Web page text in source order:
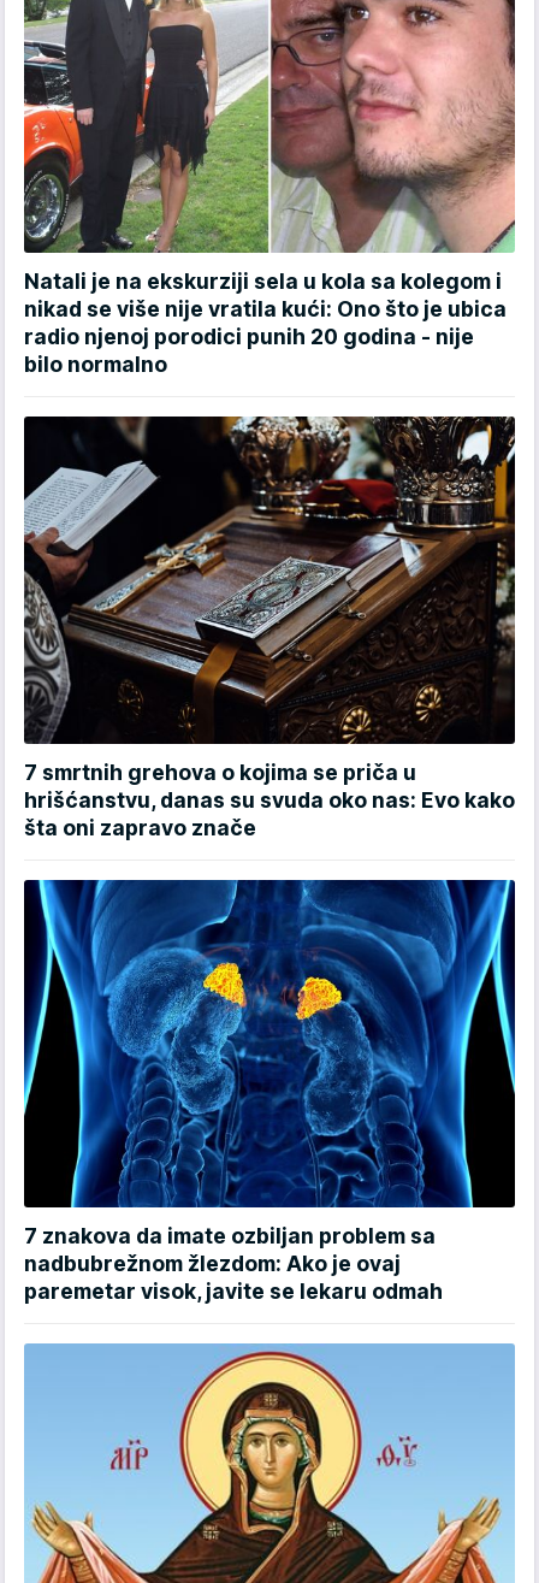
Natali je na ekskurziji sela u kola sa kolegom i
nikad se više nije vratila kući: Ono što je ubica
radio njenoj porodici punih 20 godina - nije
bilo normalno
7 smrtnih grehova o kojima se priča u
hrišćanstvu, danas su svuda oko nas: Evo kako
šta oni zapravo znače
7 znakova da imate ozbiljan problem sa
nadbubrežnom žlezdom: Ako je ovaj
paremetar visok, javite se lekaru odmah